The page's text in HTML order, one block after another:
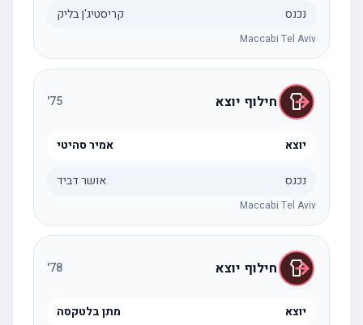
נכנס קריסטיג'ן בליק
Maccabi Tel Aviv
חילוף יוצא 75
'
יוצא אמיר סהיטי
נכנס אושר דביד
Maccabi Tel Aviv
חילוף יוצא 78
'
יוצא מתן בלטקסה